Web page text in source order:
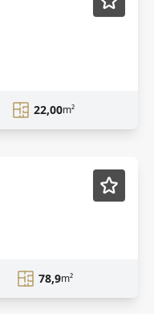
22,00m²
78,9m²